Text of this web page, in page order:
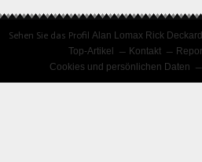
Sehen Sie das ProfilAlan Lomax Rick
Top-Artikel
Kontakt
Cookies und persönlichen Daten